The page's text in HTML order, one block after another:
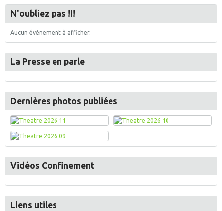
N'oubliez pas !!!
Aucun évènement à afficher.
La Presse en parle
Dernières photos publiées
Vidéos Confinement
Liens utiles